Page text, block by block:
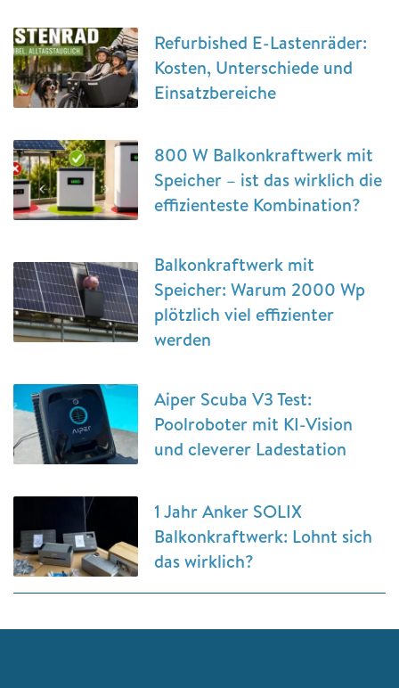
Refurbished E-Lastenräder:
Kosten, Unterschiede und
Einsatzbereiche
800 W Balkonkraftwerk mit
Speicher – ist das wirklich die
effizienteste Kombination?
Balkonkraftwerk mit
Speicher: Warum 2000 Wp
plötzlich viel effizienter
werden
Aiper Scuba V3 Test:
Poolroboter mit KI-Vision
und cleverer Ladestation
1 Jahr Anker SOLIX
Balkonkraftwerk: Lohnt sich
das wirklich?